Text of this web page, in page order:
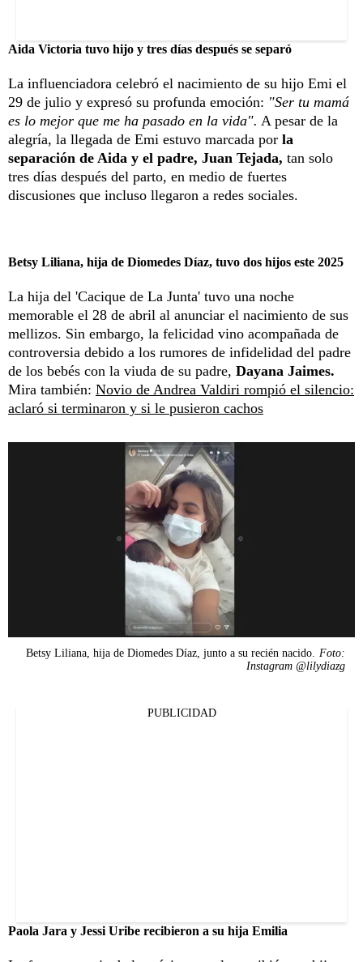
Aida Victoria tuvo hijo y tres días después se separó
La influenciadora celebró el nacimiento de su hijo Emi el
29 de julio y expresó su profunda emoción: "Ser tu mamá
es lo mejor que me ha pasado en la vida". A pesar de la
alegría, la llegada de Emi estuvo marcada por la
separación de Aida y el padre, Juan Tejada, tan solo
tres días después del parto, en medio de fuertes
discusiones que incluso llegaron a redes sociales.
Betsy Liliana, hija de Diomedes Díaz, tuvo dos hijos este 2025
La hija del 'Cacique de La Junta' tuvo una noche
memorable el 28 de abril al anunciar el nacimiento de sus
mellizos. Sin embargo, la felicidad vino acompañada de
controversia debido a los rumores de infidelidad del padre
de los bebés con la viuda de su padre, Dayana Jaimes.
Mira también: Novio de Andrea Valdiri rompió el silencio:
aclaró si terminaron y si le pusieron cachos
Betsy Liliana, hija de Diomedes Díaz, junto a su recién nacido. Foto:
Instagram @lilydiazg
PUBLICIDAD
Paola Jara y Jessi Uribe recibieron a su hija Emilia